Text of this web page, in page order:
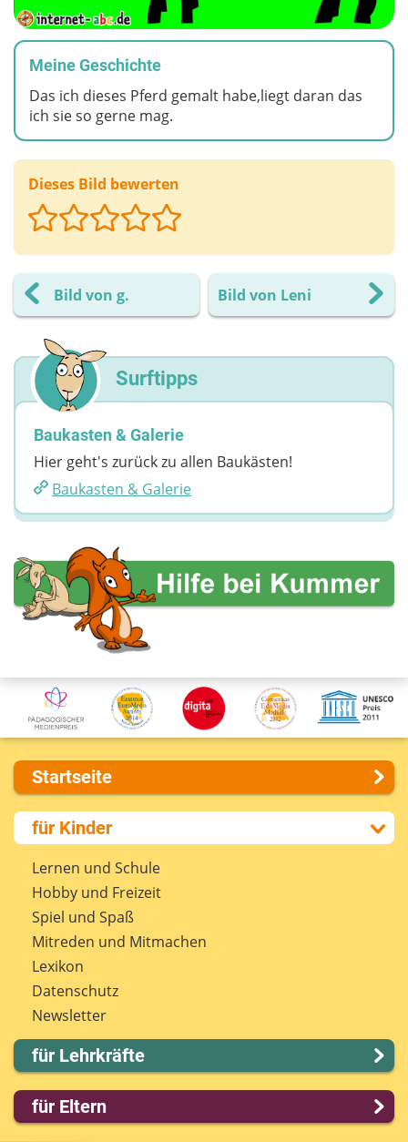
Meine Geschichte
Das ich dieses Pferd gemalt habe,liegt daran das
ich sie so gerne mag.
Dieses Bild bewerten
Bild von g. Bild von Leni
Surftipps
Baukasten & Galerie
Hier geht's zurück zu allen Baukästen!
Baukasten & Galerie
Startseite
Über uns
Presse
Kontakt
Impressum
Internet-ABC Sitemap
Barrierefreiheit
Länderprojekte
für Kinder
Lernen und Schule
Hobby und Freizeit
Spiel und Spaß
Mitreden und Mitmachen
Lexikon
Datenschutz
Newsletter
für Lehrkräfte
Lernmodule
Unterrichts­materialien
für Eltern